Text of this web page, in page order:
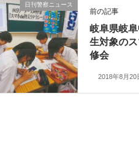
日刊警察ニュース
前の記事
岐阜県岐
生対象の
修会
2018年8月20